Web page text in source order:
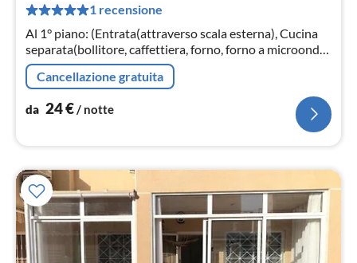
1 recensione
Al 1° piano: (Entrata(attraverso scala esterna), Cucina
separata(bollitore, caffettiera, forno, forno a microonde,
frigo con congelatore, lavatrice, asse da stiro, ferro da
stiro)
Cancellazione gratuita
da 24€/ notte